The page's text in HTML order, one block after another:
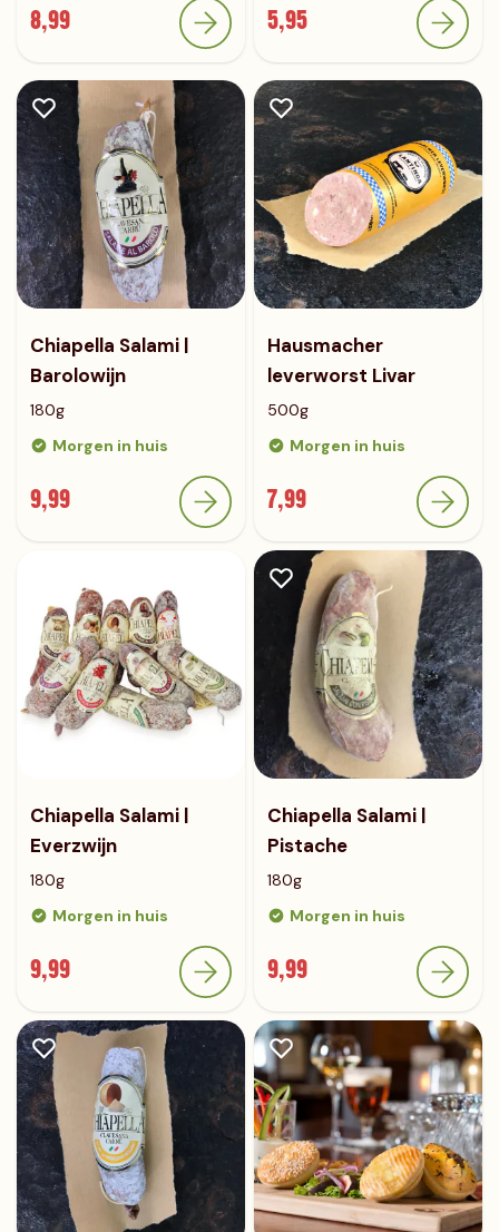
8,99 5,95
Chiapella Salami |
Barolowijn
180g
Morgen in huis
9,99
Hausmacher
leverworst Livar
500g
Morgen in huis
7,99
Chiapella Salami |
Everzwijn
180g
Morgen in huis
9,99
Chiapella Salami |
Pistache
180g
Morgen in huis
9,99